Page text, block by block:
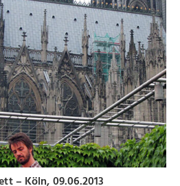
– Köln, 09.06.2013